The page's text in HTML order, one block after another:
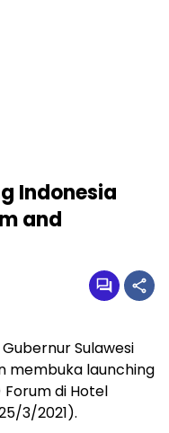
Indonesia
and
Sulawesi
membuka launching
di Hotel
3/2021).